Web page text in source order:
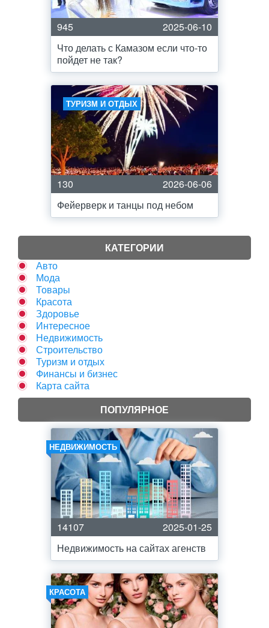
945
2025-06-10
Что делать с Камазом если что-то
пойдет не так?
ТУРИЗМ И ОТДЫХ
130
2026-06-06
Фейерверк и танцы под небом
КАТЕГОРИИ
Авто
Мода
Товары
Красота
Здоровье
Интересное
Недвижимость
Строительство
Туризм и отдых
Финансы и бизнес
Карта сайта
ПОПУЛЯРНОЕ
НЕДВИЖИМОСТЬ
14107
2025-01-25
Недвижимость на сайтах агенств
КРАСОТА